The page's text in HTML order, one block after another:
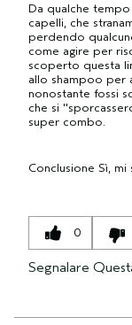
Da qualche
capelli, che
perdendo
come agire per
scoperto questa
allo shampoo per
nonostante fossi
che si
super combo.
Conclusione Sì, mi
0
Segnalare